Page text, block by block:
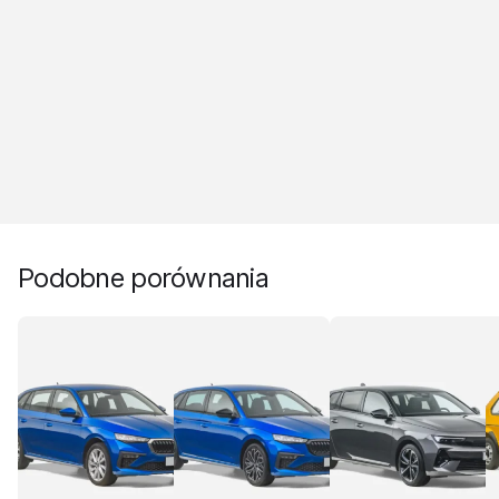
Podobne porównania